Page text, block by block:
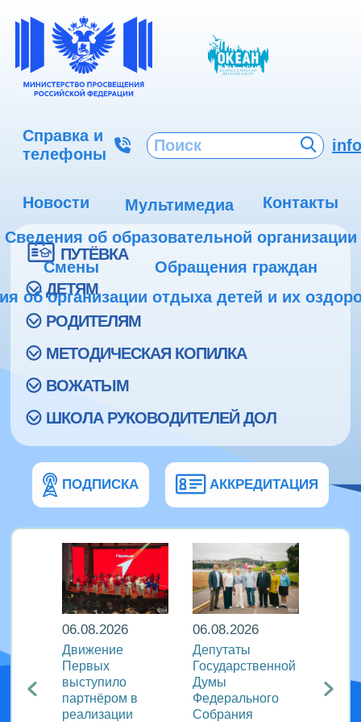
Справка и
телефоны
Новости Мультимедиа
Контакты
Сведения об образовательной организации
Смены
Обращения граждан
об организации отдыха детей и их
ПУТЁВКА
ДЕТЯМ
РОДИТЕЛЯМ
МЕТОДИЧЕСКАЯ КОПИЛКА
ВОЖАТЫМ
ШКОЛА РУКОВОДИТЕЛЕЙ ДОЛ
ПОДПИСКА АККРЕДИТАЦИЯ
в
06.08.2026
Движение
Первых
выступило
партнёром в
реализации
06.08.2026
Депутаты
Государственной
Думы
Федерального
Собрания
идеи